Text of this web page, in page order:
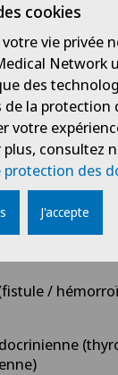
et de
foie/
de la paroi
de Nuss
(ouverte
/
cookies
vie privée
Network
des
de la protection
votre
plus, consultez
des
J'accepte